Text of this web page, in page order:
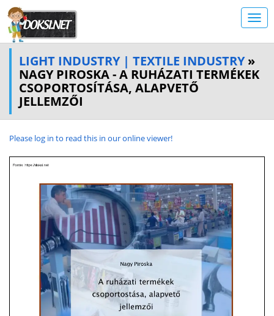
LIGHT INDUSTRY | TEXTILE INDUSTRY»
NAGY PIROSKA - A RUHÁZATI TERMÉKEK
CSOPORTOSÍTÁSA, ALAPVETŐ
JELLEMZŐI
Please log in to read this in our online viewer!